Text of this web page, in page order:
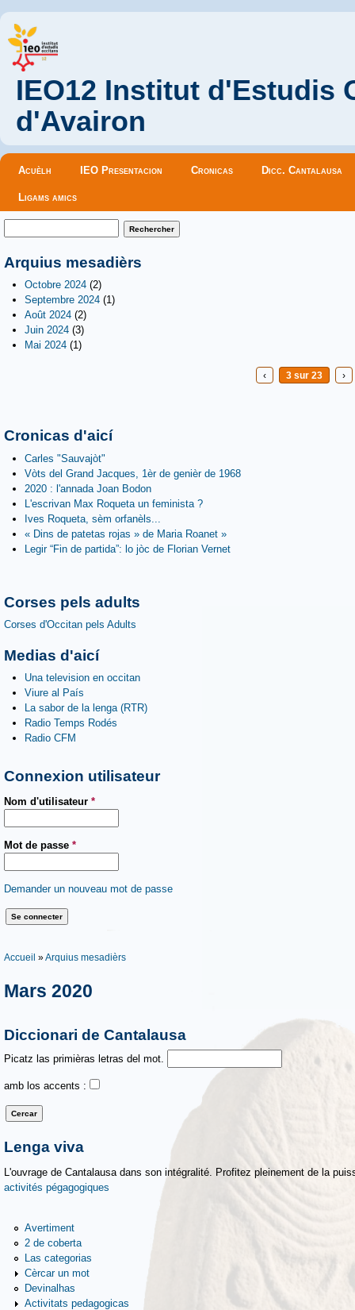
IEO12 Institut d'Estudis
d'Avairon
Menu principal
Acuèlh IEO Presentacion Cronicas Dicc. Cantalausa
Ligams amics
Formulaire de recherche
Arquius mesadièrs
Octobre 2024 (2)
Septembre 2024 (1)
Août 2024 (2)
Juin 2024 (3)
Mai 2024 (1)
‹ 3 sur 23 ›
Cronicas d'aicí
Carles "Sauvajòt"
Vòts del Grand Jacques, 1èr de genièr de 1968
2020 : l'annada Joan Bodon
L'escrivan Max Roqueta un feminista ?
Ives Roqueta, sèm orfanèls...
« Dins de patetas rojas » de Maria Roanet »
Legir “Fin de partida”: lo jòc de Florian Vernet
Corses pels adults
Corses d'Occitan pels Adults
Medias d'aicí
Una television en occitan
Viure al País
La sabor de la lenga (RTR)
Radio Temps Rodés
Radio CFM
Connexion utilisateur
Nom d'utilisateur *
Mot de passe *
Demander un nouveau mot de passe
Vous êtes ici
Accueil »Arquius mesadièrs
Mars 2020
Diccionari de Cantalausa
Picatz las primièras letras del mot.
amb los accents :
Lenga viva
L'ouvrage de Cantalausa dans son intégralité. Profitez pleinement de la
activités pégagogiques
Avertiment
2 de coberta
Las categorias
Cèrcar un mot
Devinalhas
Activitats pedagogicas